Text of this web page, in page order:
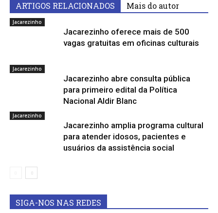
ARTIGOS RELACIONADOS Mais do autor
Jacarezinho
Jacarezinho oferece mais de 500
vagas gratuitas em oficinas culturais
Jacarezinho
Jacarezinho abre consulta pública
para primeiro edital da Política
Nacional Aldir Blanc
Jacarezinho
Jacarezinho amplia programa cultural
para atender idosos, pacientes e
usuários da assistência social
SIGA-NOS NAS REDES